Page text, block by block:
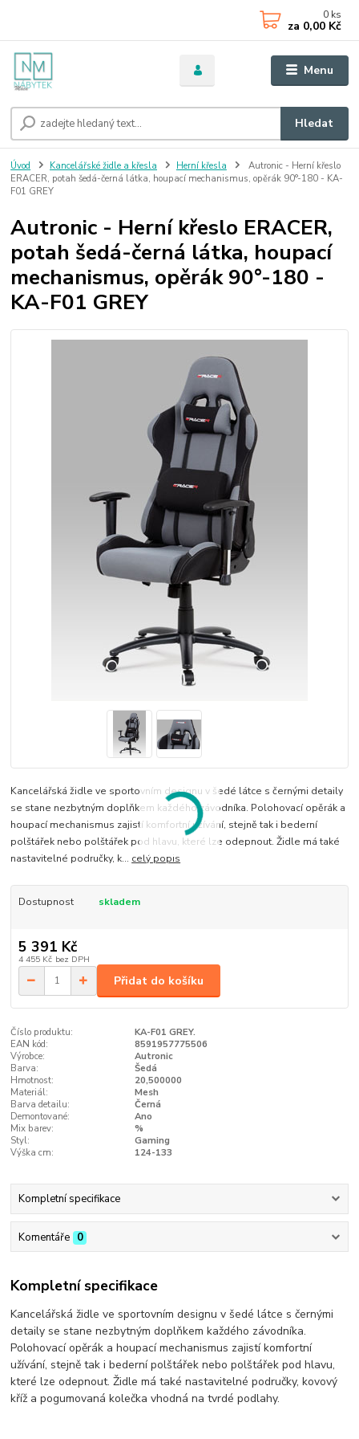
Menu
Hledat
0 ks
za 0,00 Kč
Úvod Kancelářské židle a křesla Herní křesla
Autronic - Herní křeslo
ERACER, potah šedá-černá látka, houpací mechanismus, opěrák 90°-180 - KA-
F01 GREY
Autronic - Herní křeslo ERACER,
potah šedá-černá látka, houpací
mechanismus, opěrák 90°-180 -
KA-F01 GREY
Kancelářská židle ve sportovním designu v šedé látce s černými detaily
se stane nezbytným doplňkem každého závodníka. Polohovací opěrák a
houpací mechanismus zajistí komfortní užívání, stejně tak i bederní
polštářek nebo polštářek pod hlavu, které lze odepnout. Židle má také
nastavitelné područky, k... celý popis
Dostupnost skladem
5 391 Kč
4 455 Kč bez DPH
Přidat do košíku
Číslo produktu:
KA-F01 GREY.
EAN kód:
8591957775506
Výrobce:
Autronic
Barva:
Šedá
Hmotnost:
20,500000
Materiál:
Mesh
Barva detailu:
Černá
Demontované:
Ano
Mix barev:
%
Styl:
Gaming
Výška cm:
124-133
Kompletní specifikace
Komentáře 0
Kompletní specifikace
Kancelářská židle ve sportovním designu v šedé látce s černými
detaily se stane nezbytným doplňkem každého závodníka.
Polohovací opěrák a houpací mechanismus zajistí komfortní
užívání, stejně tak i bederní polštářek nebo polštářek pod hlavu,
které lze odepnout. Židle má také nastavitelné područky, kovový
kříž a pogumovaná kolečka vhodná na tvrdé podlahy.